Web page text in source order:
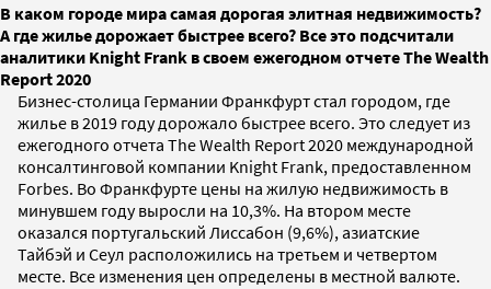
В каком городе мира самая дорогая элитная недвижимость?
А где жилье дорожает быстрее всего? Все это подсчитали
аналитики Knight Frank в своем ежегодном отчете The Wealth
Report 2020
Бизнес-столица Германии Франкфурт стал городом, где
жилье в 2019 году дорожало быстрее всего. Это следует из
ежегодного отчета The Wealth Report 2020 международной
консалтинговой компании Knight Frank, предоставленном
Forbes. Во Франкфурте цены на жилую недвижимость в
минувшем году выросли на 10,3%. На втором месте
оказался португальский Лиссабон (9,6%), азиатские
Тайбэй и Сеул расположились на третьем и четвертом
месте. Все изменения цен определены в местной валюте.